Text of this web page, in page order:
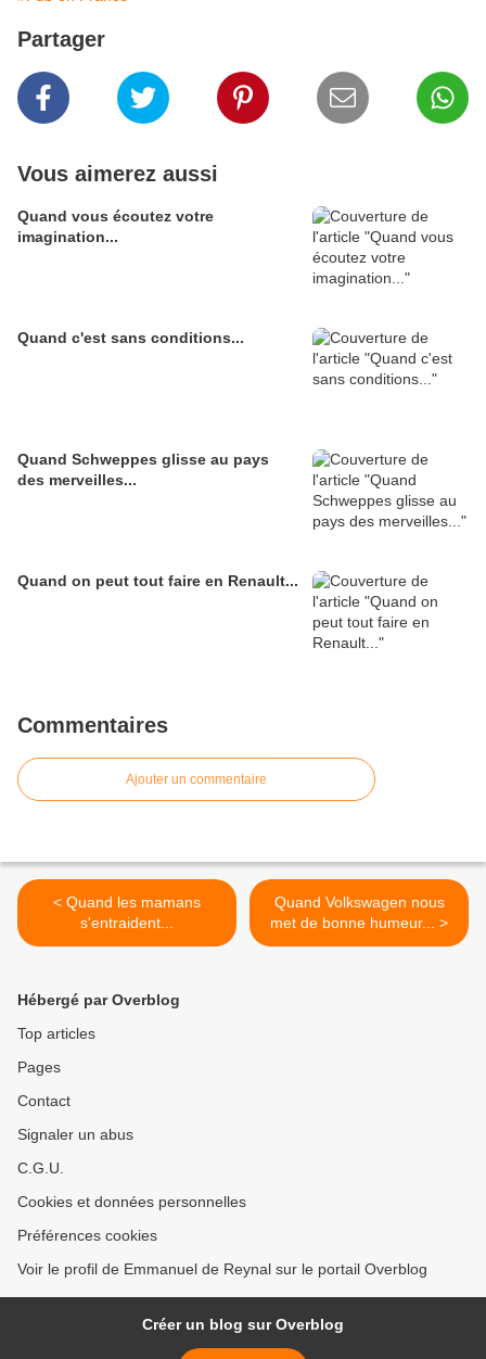
Partager
Vous aimerez aussi
Quand vous écoutez votre
imagination...
Quand c'est sans conditions...
Quand Schweppes glisse au pays
des merveilles...
Quand on peut tout faire en Renault...
Commentaires
Ajouter un commentaire
< Quand les mamans
s'entraident...
Quand Volkswagen nous
met de bonne humeur... >
Hébergé par Overblog
Top articles
Pages
Contact
Signaler un abus
C.G.U.
Cookies et données personnelles
Préférences cookies
Voir le profil de Emmanuel de Reynal sur le portail Overblog
Créer un blog sur Overblog